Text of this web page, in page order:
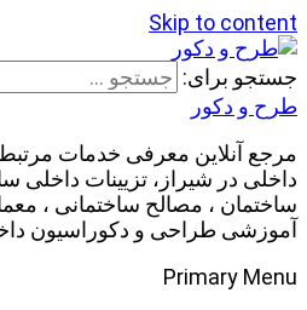
Skip to content
جستجو برای:
طرح و دکور
مرجع آنلاین معرفی خدمات
داخلی در شیراز، تزیینات داخلی
ساختمان ، مصالح ساختمانی ،
آموزشی طراحی و دکوراسیون
Primary Menu